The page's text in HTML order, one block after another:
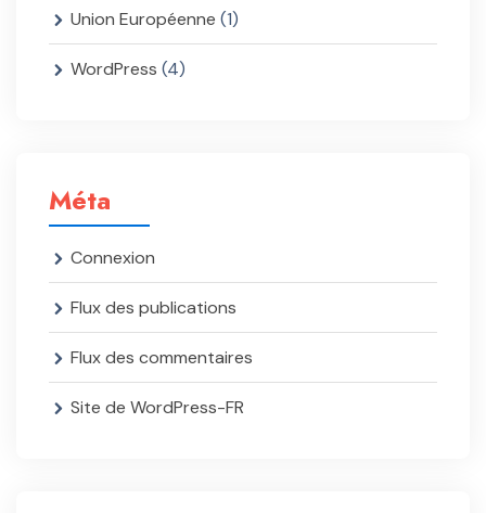
Union Européenne (1)
WordPress (4)
Méta
Connexion
Flux des publications
Flux des commentaires
Site de WordPress-FR